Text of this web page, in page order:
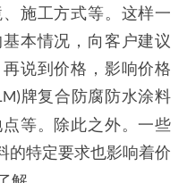
施工方式等。这样一
本情况，向客户建议
说到价格，影响价格
牌复合防腐防水涂料
等。除此之外。一些
的特定要求也影响着价